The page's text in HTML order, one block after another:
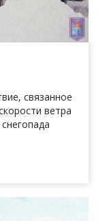
связанное
ветра